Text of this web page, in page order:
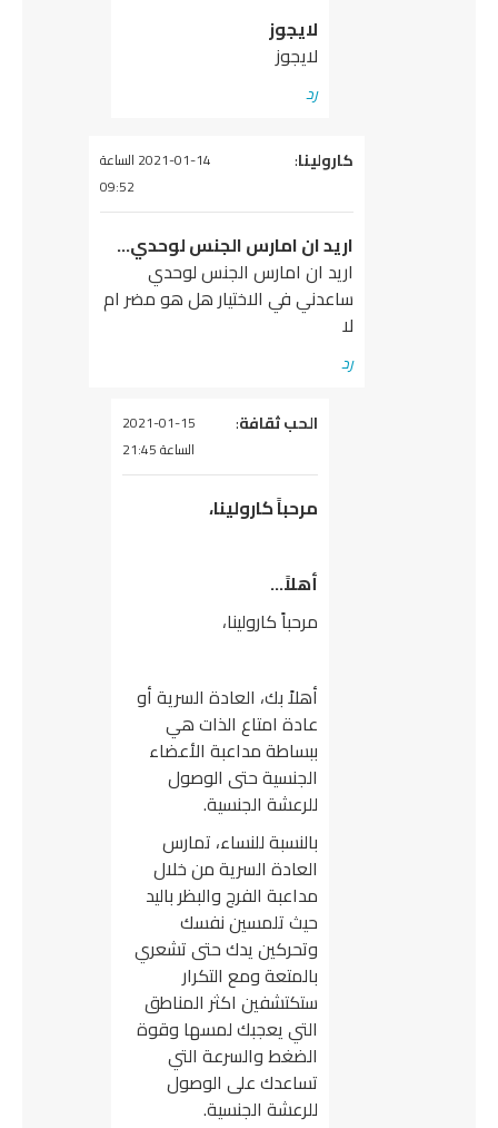
لايجوز
لايجوز
رد
يقول
كارولينا:
2021-01-14 الساعة
09:52
اريد ان امارس الجنس لوحدي…
اريد ان امارس الجنس لوحدي
ساعدني في الاختيار هل هو مضر ام
لا
رد
يقول
الحب ثقافة:
2021-01-15
الساعة 21:45
مرحباً كارولينا،
أهلاً…
مرحباً كارولينا،
أهلاً بك، العادة السرية أو
عادة امتاع الذات هي
ببساطة مداعبة الأعضاء
الجنسية حتى الوصول
للرعشة الجنسية.
بالنسبة للنساء، تمارس
العادة السرية من خلال
مداعبة الفرج والبظر باليد
حيث تلمسين نفسك
وتحركين يدك حتى تشعري
بالمتعة ومع التكرار
ستكتشفين اكثر المناطق
التي يعجبك لمسها وقوة
الضغط والسرعة التي
تساعدك على الوصول
للرعشة الجنسية.